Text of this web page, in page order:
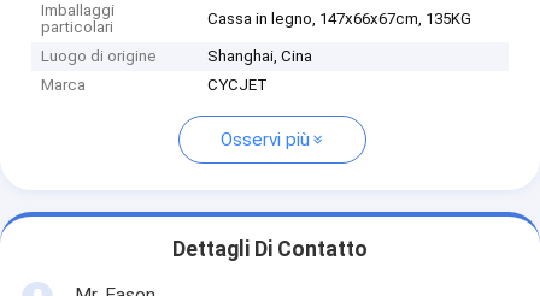
Imballaggi
particolari
Cassa in legno, 147x66x67cm, 135KG
Luogo di origine
Shanghai, Cina
Marca
CYCJET
Osservi più
Dettagli Di Contatto